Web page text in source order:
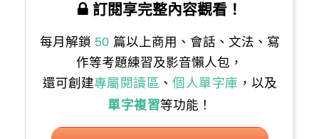
訂閱享完整內容觀看！
每月解鎖 50 篇以上商用、會話、文法、寫
作等考題練習及影音懶人包，
還可創建專屬閱讀區 、 個人單字庫 ，以及
單字複習等功能！